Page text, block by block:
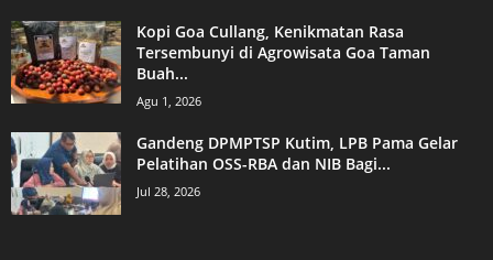
Kopi Goa Cullang, Kenikmatan Rasa
Tersembunyi di Agrowisata Goa Taman
Buah...
Agu 1, 2026
Gandeng DPMPTSP Kutim, LPB Pama Gelar
Pelatihan OSS-RBA dan NIB Bagi...
Jul 28, 2026